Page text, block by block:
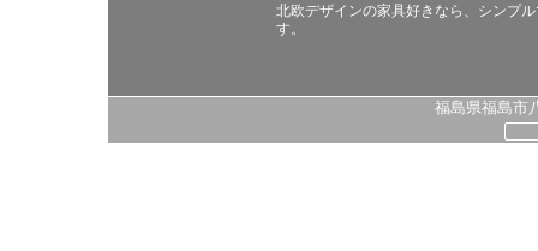
北欧デザインの家具好きなら、シンプ
す。
福島県福島市